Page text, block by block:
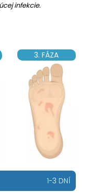
infekcie.
3. FÁZA
1-3 DNÍ